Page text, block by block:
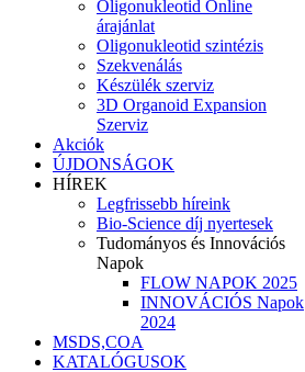
Oligonukleotid Online
árajánlat
Oligonukleotid szintézis
Szekvenálás
Készülék szerviz
3D Organoid Expansion
Szerviz
Akciók
ÚJDONSÁGOK
HÍREK
Legfrissebb híreink
Bio-Science díj nyertesek
Tudományos és Innovációs
Napok
FLOW NAPOK 2025
INNOVÁCIÓS Napok
2024
MSDS,COA
KATALÓGUSOK